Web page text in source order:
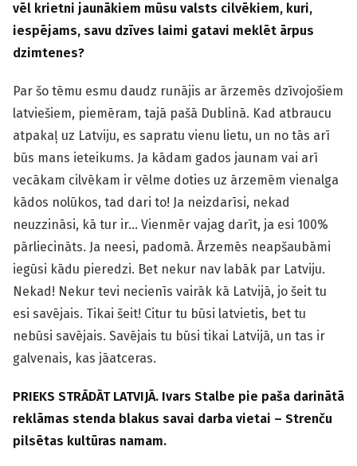
vēl krietni jaunākiem mūsu valsts cilvēkiem, kuri,
iespējams, savu dzīves laimi gatavi meklēt ārpus
dzimtenes?
Par šo tēmu esmu daudz runājis ar ārzemēs dzīvojošiem
latviešiem, piemēram, tajā pašā Dublinā. Kad atbraucu
atpakaļ uz Latviju, es sapratu vienu lietu, un no tās arī
būs mans ieteikums. Ja kādam gados jaunam vai arī
vecākam cilvēkam ir vēlme doties uz ārzemēm vienalga
kādos nolūkos, tad dari to! Ja neizdarīsi, nekad
neuzzināsi, kā tur ir… Vienmēr vajag darīt, ja esi 100%
pārliecināts. Ja neesi, padomā. Ārzemēs neapšaubāmi
iegūsi kādu pieredzi. Bet nekur nav labāk par Latviju.
Nekad! Nekur tevi necienīs vairāk kā Latvijā, jo šeit tu
esi savējais. Tikai šeit! Citur tu būsi latvietis, bet tu
nebūsi savējais. Savējais tu būsi tikai Latvijā, un tas ir
galvenais, kas jāatceras.
PRIEKS STRĀDĀT LATVIJĀ. Ivars Stalbe pie paša darinātā
reklāmas stenda blakus savai darba vietai – Strenču
pilsētas kultūras namam.